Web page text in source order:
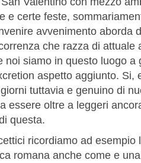
e certe feste,
avvenimento aborda
che razza di attuale
noi siamo in questo luogo a
aspetto aggiunto. Si,
tuttavia e genuino di
essere oltre a leggeri
questa.
ricordiamo ad esempio
romana anche come e